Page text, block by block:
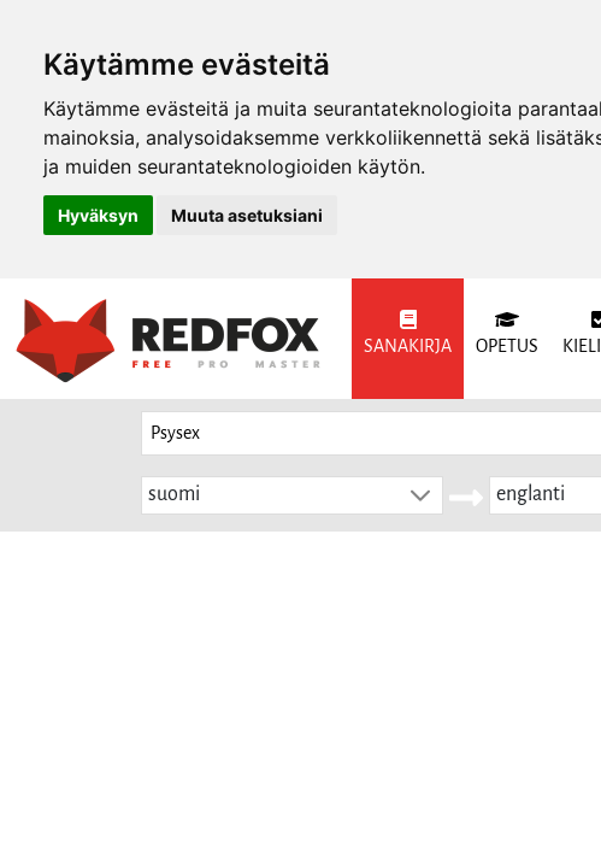
Käytämme evästeitä
Käytämme evästeitä ja muita seurantateknologioita
mainoksia, analysoidaksemme verkkoliikennettä sekä
ja muiden seurantateknologioiden käytön.
Hyväksyn Muuta asetuksiani
SANAKIRJA OPETUS
suomi englanti